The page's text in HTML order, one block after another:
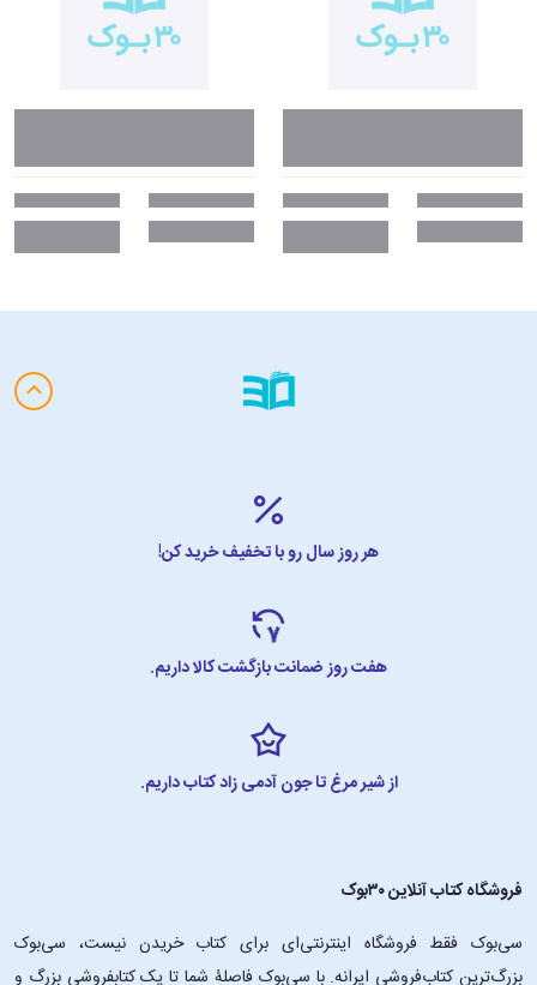
هر روز سال رو با تخفیف خرید کن!
هفت روز ضمانت بازگشت کالا داریم.
از شیر مرغ تا جون آدمی زاد کتاب داریم.
فروشگاه کتاب آنلاین ۳۰بوک
سی‌بوک فقط فروشگاه اینترنتی‌ای برای کتاب خریدن نیست، سی‌بوک
بزرگ‌ترین کتاب‌فروشی ایرانه. با سی‌بوک فاصلۀ شما تا یک کتابفروشی بزرگ و